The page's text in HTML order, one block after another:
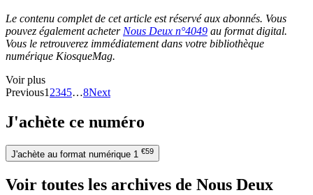
Le contenu complet de cet article est réservé aux abonnés. Vous
pouvez également acheter Nous Deux n°4049 au format digital.
Vous le retrouverez immédiatement dans votre bibliothèque
numérique KiosqueMag.
Voir plus
Previous1 2345…8Next
J'achète ce numéro
J'achète au format numérique 1 €59
Voir toutes les archives de Nous Deux